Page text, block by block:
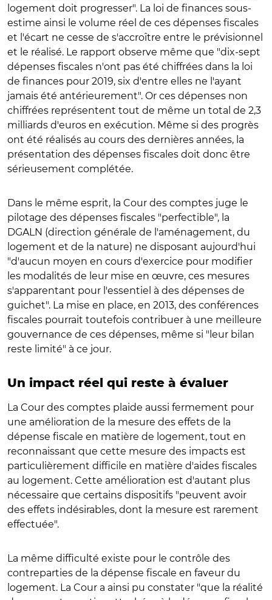
logement doit progresser". La loi de finances sous-
estime ainsi le volume réel de ces dépenses fiscales
et l'écart ne cesse de s'accroître entre le prévisionnel
et le réalisé. Le rapport observe même que "dix-sept
dépenses fiscales n'ont pas été chiffrées dans la loi
de finances pour 2019, six d'entre elles ne l'ayant
jamais été antérieurement". Or ces dépenses non
chiffrées représentent tout de même un total de 2,3
milliards d'euros en exécution. Même si des progrès
ont été réalisés au cours des dernières années, la
présentation des dépenses fiscales doit donc être
sérieusement complétée.
Dans le même esprit, la Cour des comptes juge le
pilotage des dépenses fiscales "perfectible", la
DGALN (direction générale de l'aménagement, du
logement et de la nature) ne disposant aujourd'hui
"d'aucun moyen en cours d'exercice pour modifier
les modalités de leur mise en œuvre, ces mesures
s'apparentant pour l'essentiel à des dépenses de
guichet". La mise en place, en 2013, des conférences
fiscales pourrait toutefois contribuer à une meilleure
gouvernance de ces dépenses, même si "leur bilan
reste limité" à ce jour.
Un impact réel qui reste à évaluer
La Cour des comptes plaide aussi fermement pour
une amélioration de la mesure des effets de la
dépense fiscale en matière de logement, tout en
reconnaissant que cette mesure des impacts est
particulièrement difficile en matière d'aides fiscales
au logement. Cette amélioration est d'autant plus
nécessaire que certains dispositifs "peuvent avoir
des effets indésirables, dont la mesure est rarement
effectuée".
La même difficulté existe pour le contrôle des
contreparties de la dépense fiscale en faveur du
logement. La Cour a ainsi pu constater "que la réalité